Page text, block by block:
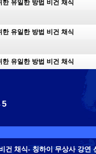
유일한 방법 비건 채식
유일한 방법 비건 채식
유일한 방법 비건 채식
5
건 채식- 칭하이 무상사 강연